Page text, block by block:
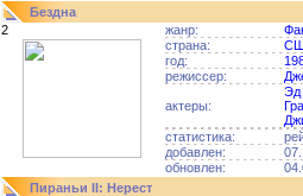
Бездна
2
жанр:
страна:
год:
режиссер:
актеры:
Эд
статистика:
добавлен:
обновлен:
Пираньи II: Нерест